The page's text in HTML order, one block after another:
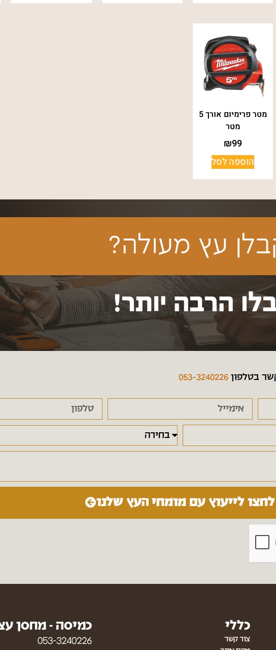
מטר פרימיום אורך 5
מטר
₪99
הוספה לסל
עץ מעולה?
הרבה יותר!
בטלפון 053-3240226
לחצו לייעוץ עם מומחי העץ שלנו
כללי
צור קשר
כמיסה - מחסן
053-3240226